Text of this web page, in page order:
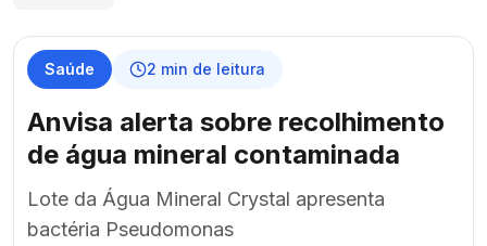
Saúde 2 min de leitura
Anvisa alerta sobre recolhimento
de água mineral contaminada
Lote da Água Mineral Crystal apresenta
bactéria Pseudomonas